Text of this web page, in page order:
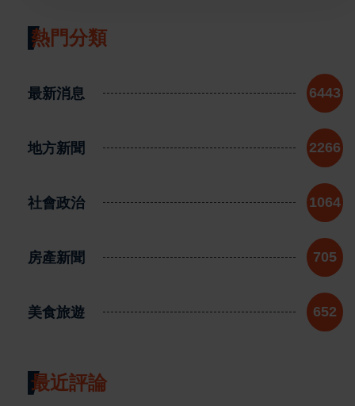
熱門分類
最新消息 6443
地方新聞 2266
社會政治 1064
房產新聞 705
美食旅遊 652
最近評論